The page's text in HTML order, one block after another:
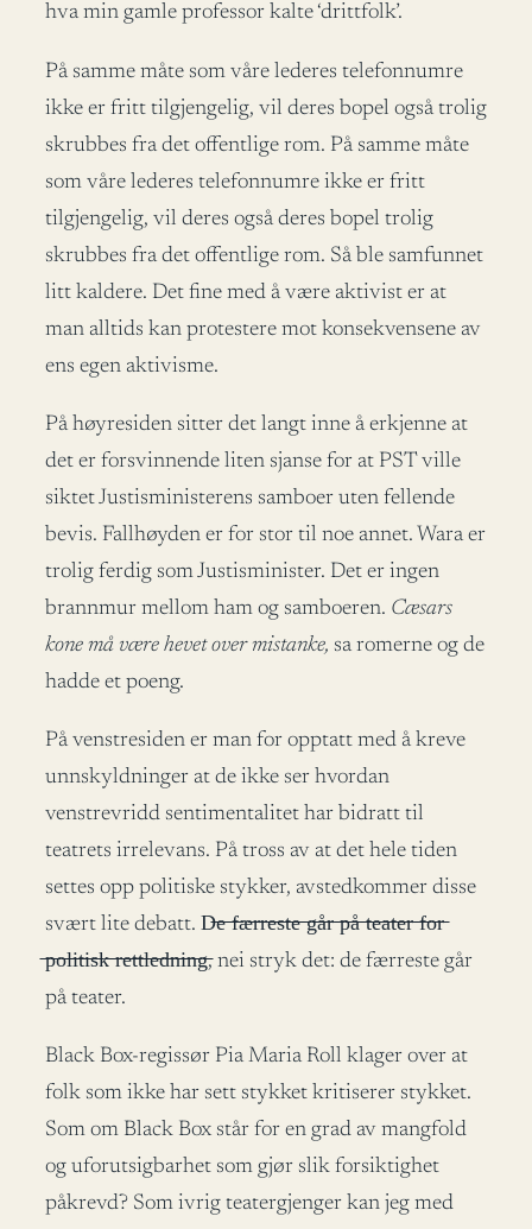
hva min gamle professor kalte ‘drittfolk’.
På samme måte som våre lederes telefonnumre
ikke er fritt tilgjengelig, vil deres bopel også trolig
skrubbes fra det offentlige rom. På samme måte
som våre lederes telefonnumre ikke er fritt
tilgjengelig, vil deres også deres bopel trolig
skrubbes fra det offentlige rom. Så ble samfunnet
litt kaldere. Det fine med å være aktivist er at
man alltids kan protestere mot konsekvensene av
ens egen aktivisme.
På høyresiden sitter det langt inne å erkjenne at
det er forsvinnende liten sjanse for at PST ville
siktet Justisministerens samboer uten fellende
bevis. Fallhøyden er for stor til noe annet. Wara er
trolig ferdig som Justisminister. Det er ingen
brannmur mellom ham og samboeren. Cæsars
kone må være hevet over mistanke, sa romerne og de
hadde et poeng.
På venstresiden er man for opptatt med å kreve
unnskyldninger at de ikke ser hvordan
venstrevridd sentimentalitet har bidratt til
teatrets irrelevans. På tross av at det hele tiden
settes opp politiske stykker, avstedkommer disse
svært lite debatt. D̶e̶ ̶f̶æ̶r̶r̶e̶s̶t̶e̶ ̶g̶å̶r̶ ̶p̶å̶ ̶t̶e̶a̶t̶e̶r̶ ̶f̶o̶r̶
̶p̶o̶l̶i̶t̶i̶s̶k̶ ̶r̶e̶t̶t̶l̶e̶d̶n̶i̶n̶g̶, nei stryk det: de færreste går
på teater.
Black Box-regissør Pia Maria Roll klager over at
folk som ikke har sett stykket kritiserer stykket.
Som om Black Box står for en grad av mangfold
og uforutsigbarhet som gjør slik forsiktighet
påkrevd? Som ivrig teatergjenger kan jeg med